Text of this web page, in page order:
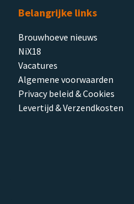
Belangrijke links
Brouwhoeve nieuws
NiX18
Vacatures
Algemene voorwaarden
Privacy beleid & Cookies
Levertijd & Verzendkosten